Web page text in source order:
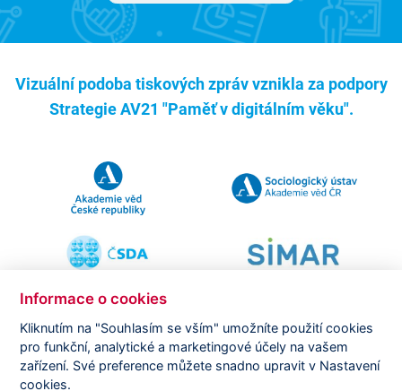
Vizuální podoba tiskových zpráv vznikla za podpory
Strategie AV21 "Paměť v digitálním věku".
Copyright © CVVM | Právní ujednání| Nastavení cookies
Prohlášení o zpracování osobních údajů
Informace o cookies
Kliknutím na "Souhlasím se vším" umožníte použití cookies
pro funkční, analytické a marketingové účely na vašem
zařízení. Své preference můžete snadno upravit v Nastavení
cookies.